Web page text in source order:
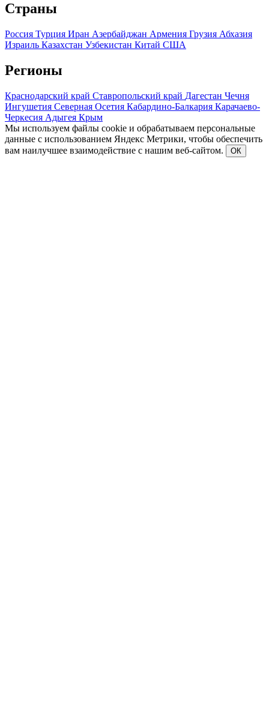
Страны
Россия Турция Иран Азербайджан Армения Грузия Абхазия
Израиль Казахстан Узбекистан Китай США
Регионы
Краснодарский край Ставропольский край Дагестан Чечня
Ингушетия Северная Осетия Кабардино-Балкария Карачаево-
Черкесия Адыгея Крым
Мы используем файлы cookie и обрабатываем персональные
данные с использованием Яндекс Метрики, чтобы обеспечить
вам наилучшее взаимодействие с нашим веб-сайтом.
ОК